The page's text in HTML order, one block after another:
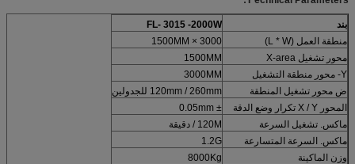
بند FL- 3015 -2000W
منطقة العمل (L * W)
3000 × 1500MM
محور تشغيل X-area
1500MM
Y- محور منطقة التشغيل
3000MM
ض محور تشغيل المنطقة
120mm / 260mm للجدولين
المحور X / Y تكرار وضع الدقة
± 0.05mm
ماكس. تشغيل السرعة
120M / دقيقة
ماكس. السرعة المتسارعة
1.2G
وزن الماكينة
8000Kg